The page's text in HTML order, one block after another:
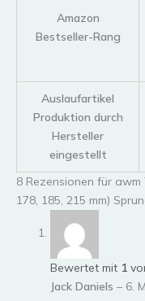
Amazon
Bestseller-Rang
Auslaufartikel
Produktion durch
Hersteller
eingestellt
8 Rezensionen für awm
178, 185, 215 mm)
Bewertet mit 1
Jack Daniels – 6.